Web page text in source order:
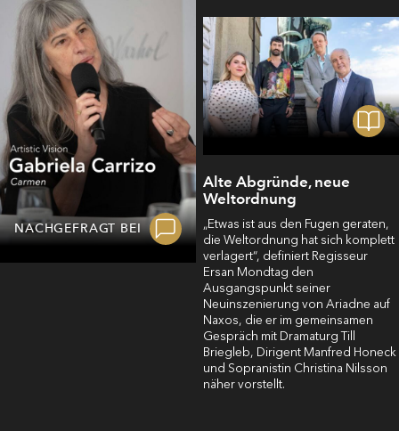
NACHGEFRAGT BEI
Alte Abgründe, neue
Weltordnung
„Etwas ist aus den Fugen geraten,
die Weltordnung hat sich komplett
verlagert“, definiert Regisseur
Ersan Mondtag den
Ausgangspunkt seiner
Neuinszenierung von Ariadne auf
Naxos, die er im gemeinsamen
Gespräch mit Dramaturg Till
Briegleb, Dirigent Manfred Honeck
und Sopranistin Christina Nilsson
näher vorstellt.